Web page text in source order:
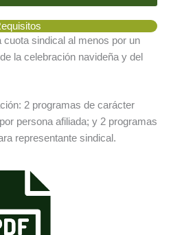
cuota sindical al menos por un
la celebración navideña y del
2 programas de carácter
persona afiliada; y 2 programas
representante sindical.